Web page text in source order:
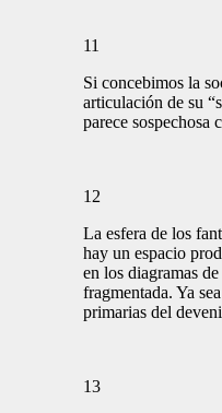
11
Si concebimos la
articulación de su
parece sospechosa
12
La esfera de los
hay un espacio
en los diagramas
fragmentada. Ya
primarias del
13